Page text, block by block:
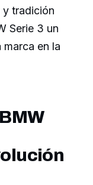
y tradición
Serie 3 un
en la